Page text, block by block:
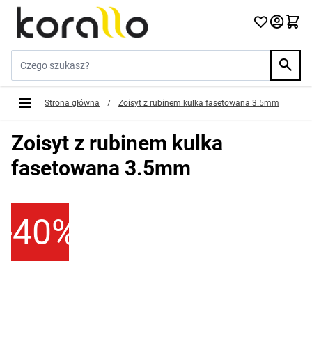
Przejdź do treści
Strona główna / Zoisyt z rubinem kulka fasetowana 3.5mm
Zoisyt z rubinem kulka
fasetowana 3.5mm
-40%